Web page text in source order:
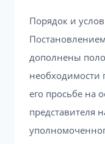
Порядок и
дополнены
необходимости
его просьбе на
представителя